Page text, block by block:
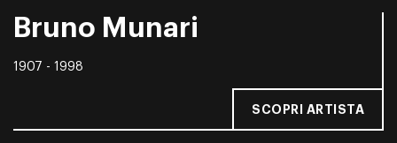
Bruno Munari
1907 - 1998
SCOPRI ARTISTA